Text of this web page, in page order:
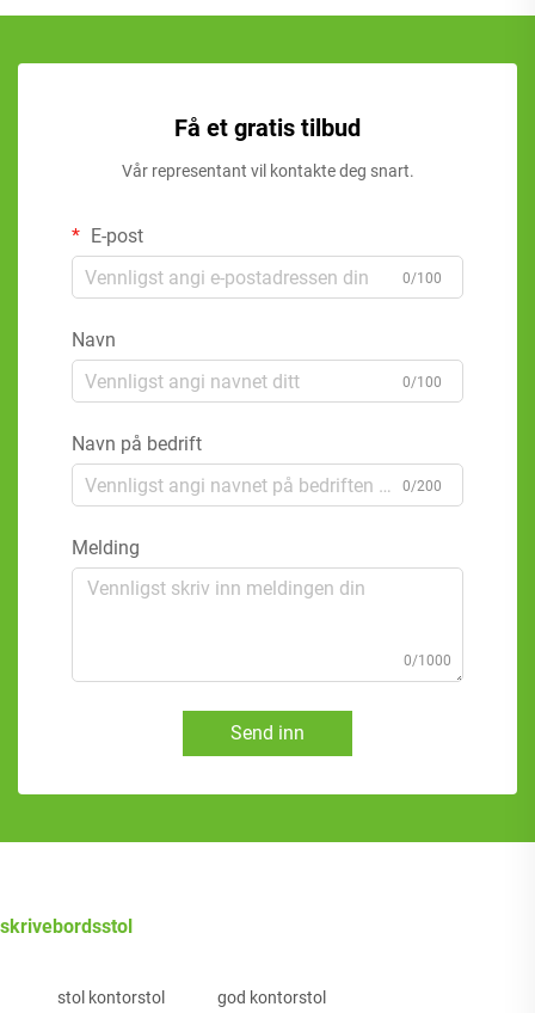
Få et gratis tilbud
Vår representant vil kontakte deg snart.
E-post
0/100
Navn
0/100
Navn på bedrift
0/200
Melding
0/1000
Send inn
skrivebordsstol
stol kontorstol god kontorstol